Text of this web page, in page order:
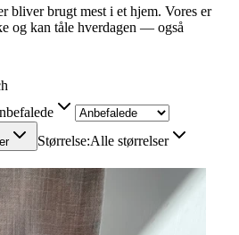
bliver brugt mest i et hjem. Vores er
og kan tåle hverdagen — også
Størrelse:Alle størrelser